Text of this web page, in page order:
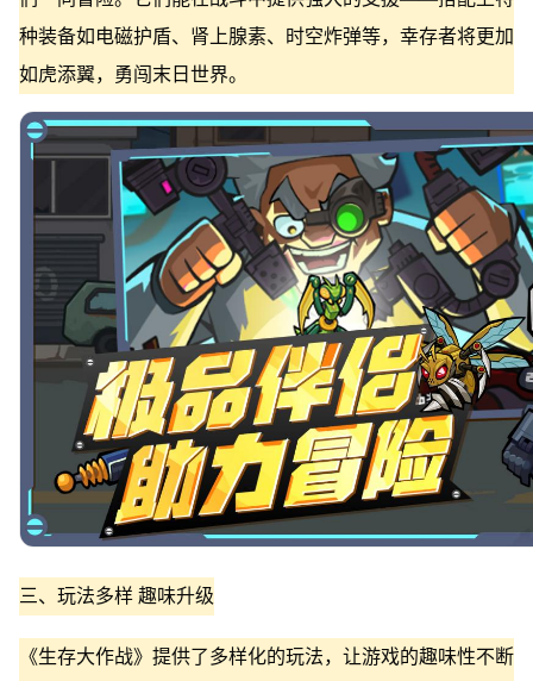
种装备如电磁护盾、肾上腺素、时空炸弹等，幸存者将更加
如虎添翼，勇闯末日世界。
三、玩法多样 趣味升级
《生存大作战》提供了多样化的玩法，让游戏的趣味性不断